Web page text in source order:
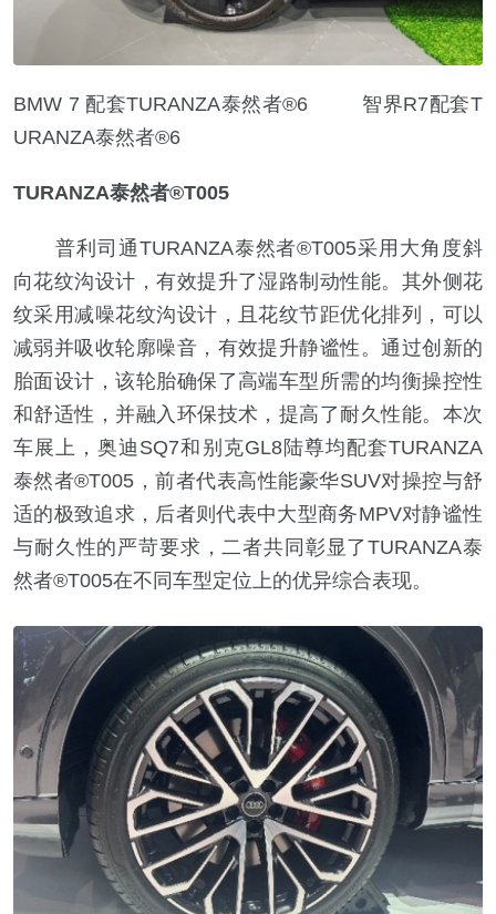
BMW 7 配套TURANZA泰然者®6 智界R7配套T
URANZA泰然者®6
TURANZA泰然者®T005
普利司通TURANZA泰然者®T005采用大角度斜
向花纹沟设计，有效提升了湿路制动性能。其外侧花
纹采用减噪花纹沟设计，且花纹节距优化排列，可以
减弱并吸收轮廓噪音，有效提升静谧性。通过创新的
胎面设计，该轮胎确保了高端车型所需的均衡操控性
和舒适性，并融入环保技术，提高了耐久性能。本次
车展上，奥迪SQ7和别克GL8陆尊均配套TURANZA
泰然者®T005，前者代表高性能豪华SUV对操控与舒
适的极致追求，后者则代表中大型商务MPV对静谧性
与耐久性的严苛要求，二者共同彰显了TURANZA泰
然者®T005在不同车型定位上的优异综合表现。